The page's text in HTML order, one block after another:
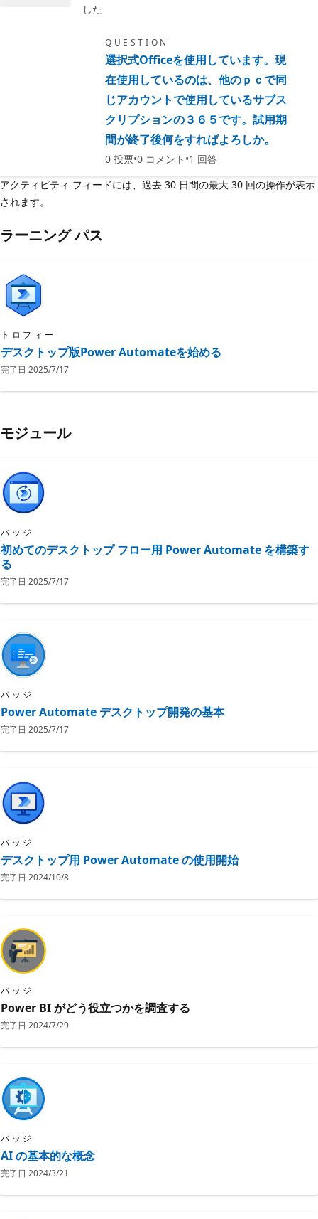
した
QUESTION
選択式Officeを使用しています。現
在使用しているのは、他のｐｃで同
じアカウントで使用しているサブス
クリプションの３６５です。試用期
間が終了後何をすればよろしか。
0 投票 0 コメント 1 回答
アクティビティ フィードには、過去 30 日間の最大 30 回の操作が表示
されます。
ラーニング パス
トロフィー
デスクトップ版Power Automateを始める
完了日 2025/7/17
モジュール
バッジ
初めてのデスクトップ フロー用 Power Automate を構築す
る
完了日 2025/7/17
バッジ
Power Automate デスクトップ開発の基本
完了日 2025/7/17
バッジ
デスクトップ用 Power Automate の使用開始
完了日 2024/10/8
バッジ
Power BI がどう役立つかを調査する
完了日 2024/7/29
バッジ
AI の基本的な概念
完了日 2024/3/21